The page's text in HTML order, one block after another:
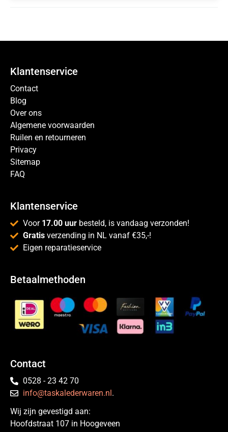
Klantenservice
Contact
Blog
Over ons
Algemene voorwaarden
Ruilen en retourneren
Privacy
Sitemap
FAQ
Klantenservice
Voor 17.00 uur besteld, is vandaag verzonden!
Gratis verzending in NL vanaf €35,-!
Eigen reparatieservice
Betaalmethoden
Contact
0528 - 23 42 70
info@taskalederwaren.nl.
Wij zijn gevestigd aan:
Hoofdstraat 107 in Hoogeveen